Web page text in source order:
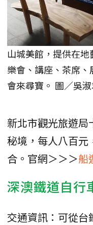
山城美館，提供在
樂會、講座、茶席
會來尋寶。 圖／吳
新北市觀光旅遊
秘境，每人八百元
合。官網＞＞＞船
深澳鐵道自行
交通資訊：可從